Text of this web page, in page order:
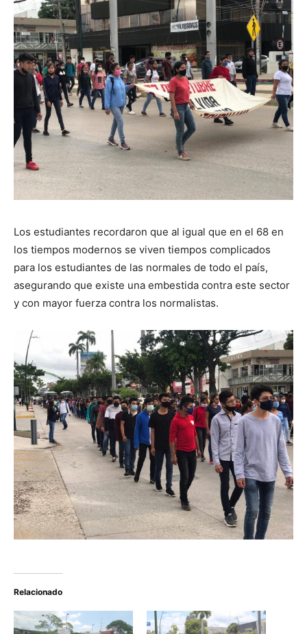
Los estudiantes recordaron que al igual que en el 68 en
los tiempos modernos se viven tiempos complicados
para los estudiantes de las normales de todo el país,
asegurando que existe una embestida contra este sector
y con mayor fuerza contra los normalistas.
Relacionado